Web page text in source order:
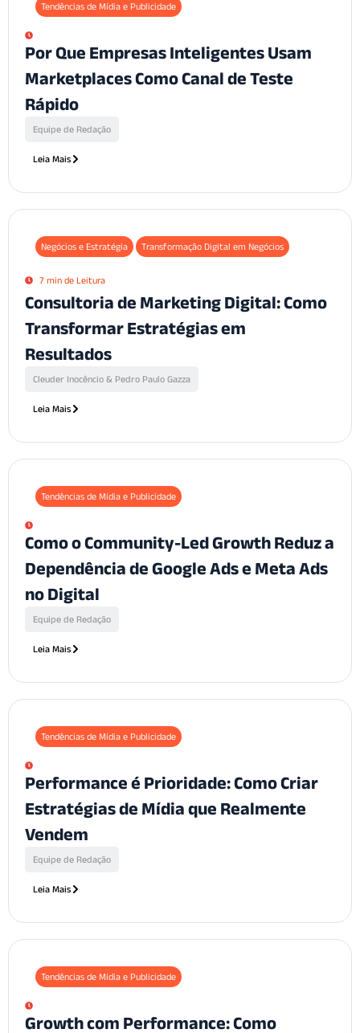
Tendências de Mídia e Publicidade
Por Que Empresas Inteligentes Usam
Marketplaces Como Canal de Teste
Rápido
Equipe de Redação
Leia Mais
Negócios e Estratégia Transformação Digital em Negócios
7 min de Leitura
Consultoria de Marketing Digital: Como
Transformar Estratégias em
Resultados
Cleuder Inocêncio & Pedro Paulo Gazza
Leia Mais
Tendências de Mídia e Publicidade
Como o Community-Led Growth Reduz a
Dependência de Google Ads e Meta Ads
no Digital
Equipe de Redação
Leia Mais
Tendências de Mídia e Publicidade
Performance é Prioridade: Como Criar
Estratégias de Mídia que Realmente
Vendem
Equipe de Redação
Leia Mais
Tendências de Mídia e Publicidade
Growth com Performance: Como